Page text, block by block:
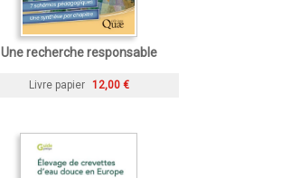
Une recherche responsable
Livre papier 12,00 €